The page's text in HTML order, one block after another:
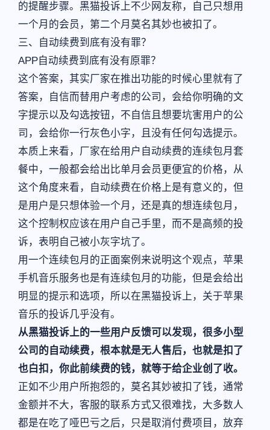
的提醒步骤。黑猫投诉上不少网友称，自己只想用
一个月的会员，第二个月莫名其妙也被扣了。
三、自动续费到底有没有罪？
APP自动续费到底有没有原罪？
这个答案，其实厂家在推出功能的时候心里就有了
答案，自信而替用户考虑的公司，会给你明确的文
字提示以及勾选按钮，不自信且想要坑害用户的公
司，会给你一行灰色小字，且没有任何勾选提示。
本质上来看，厂家在给用户自动续费的连续包月套
餐中，一般都会给出比单月会员更便宜的价格，从
这个角度来看，自动续费在价格上是有意义的，但
是用户是只想体验一个月，还是真的想连续包月，
这个控制权应该在用户自己手里，而不是高频的投
诉，表明自己被小灰字坑了。
用一个连续包月的正面案例来说明这个观点，苹果
手机音乐服务也是有连续包月的功能，但是会给出
明显的提示和选项，所以在黑猫投诉上，关于苹果
音乐的投诉几乎没有。
从黑猫投诉上的一些用户反馈可以发现，很多小型
公司的自动续费，根本就是无人售后，也就是扣了
也白扣，你此前续费的钱，就等于给企业创了收。
正如不少用户所抱怨的，莫名其妙被扣了钱，通常
金额并不大，客服的联系方式又很难找，大多数人
都是在吃了哑巴亏之后，只是取消付费项目，放弃